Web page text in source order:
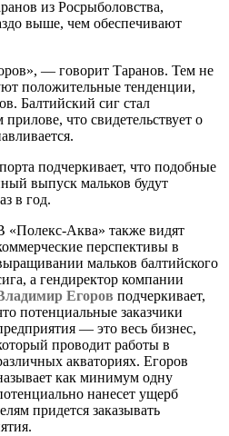
из Росрыболовства,
выше, чем обеспечивают
— говорит Таранов. Тем не
положительные тенденции,
Балтийский сиг стал
что свидетельствует о
подчеркивает, что подобные
выпуск мальков будут
в год.
«Полекс-Аква» также видят
перспективы в
мальков балтийского
а гендиректор компании
Егоров подчеркивает,
потенциальные заказчики
— это весь бизнес,
проводит работы в
акваториях. Егоров
как минимум одну
нанесет ущерб
придется заказывать